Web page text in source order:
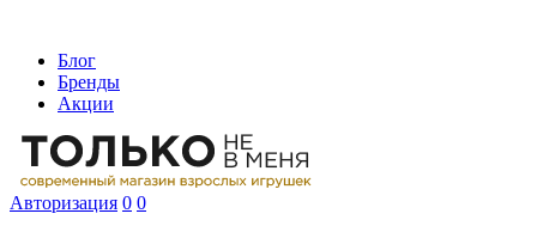
Блог
Бренды
Акции
Авторизация 0 0